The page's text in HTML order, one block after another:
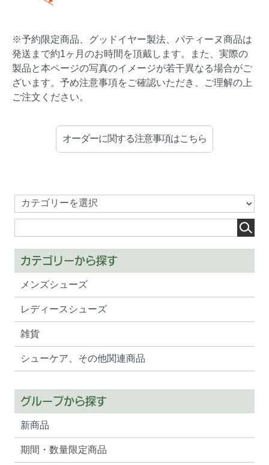
※予約限定商品、グッドイヤー製法、パティーヌ商品は
発送まで約1ヶ月のお時間を頂戴します。また、実際の
製品と本ページの写真のイメージが若干異なる場合がご
ざいます。予め注意事項をご確認いただき、ご理解の上
ご注文ください。
オーダーに関する注意事項はこちら
カテゴリーから探す
メンズシューズ
レディースシューズ
雑貨
シューケア、その他関連商品
グループから探す
新商品
期間・数量限定商品